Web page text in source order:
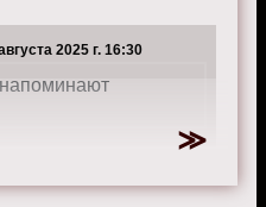
2025 г. 16:30